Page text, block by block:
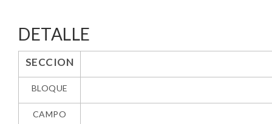
DETALLE
SECCION
BLOQUE
CAMPO